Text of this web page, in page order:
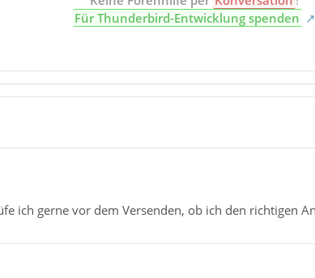
Für Thunderbird-Entwicklung spenden
ich gerne vor dem Versenden, ob ich den richtigen